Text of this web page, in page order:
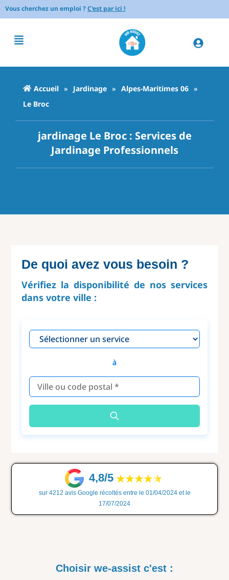
Vous cherchez un emploi ?C'est par ici !
Accueil » Jardinage » Alpes-Maritimes 06 »
Le Broc
jardinage Le Broc : Services de
Jardinage Professionnels
De quoi avez vous besoin ?
Vérifiez la disponibilité de nos services
dans votre ville :
à
4,8/5
sur 4212 avis Google récoltés entre le 01/04/2024 et le
17/07/2024
Choisir we-assist c'est :